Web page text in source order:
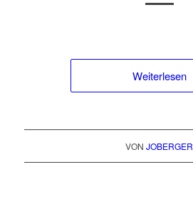
Weiterlesen
VONJOBERGER